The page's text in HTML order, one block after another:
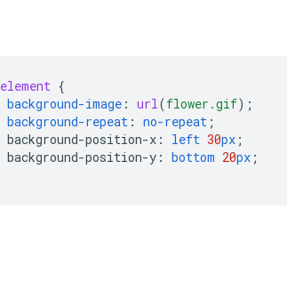
element {
background-image : url(flower.gif);
background-repeat : no-repeat ;
background-position-x : left 30px ;
background-position-y : bottom 20px ;